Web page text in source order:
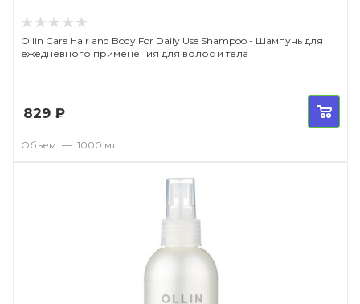
Ollin Care Hair and Body For Daily Use Shampoo - Шампунь для
ежедневного применения для волос и тела
829 ₽
Объем — 1000 мл